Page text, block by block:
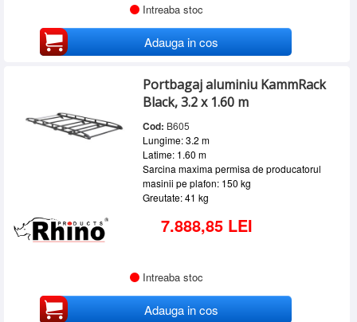
Intreaba stoc
Adauga in cos
Portbagaj aluminiu KammRack
Black, 3.2 x 1.60 m
Cod: B605
Lungime: 3.2 m
Latime: 1.60 m
Sarcina maxima permisa de producatorul
masinii pe plafon: 150 kg
Greutate: 41 kg
7.888,85 LEI
Intreaba stoc
Adauga in cos